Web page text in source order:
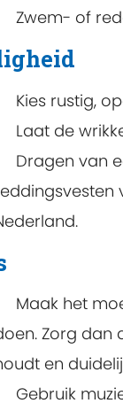
Zwem- of
Kies rustig,
Laat de
Dragen van
Maak het
Zorg dan
en
Gebruik